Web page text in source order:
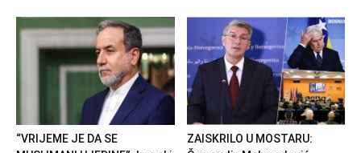
“VRIJEME JE DA SE
ZAISKRILO U MOSTARU: